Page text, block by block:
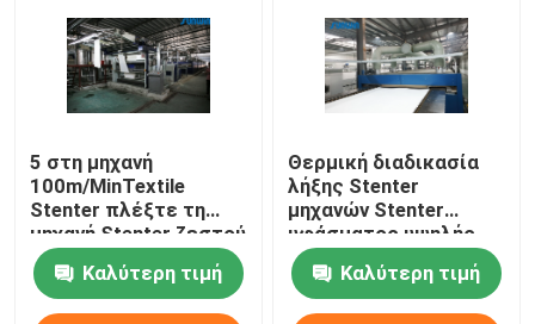
5 στη μηχανή
100m/MinTextile
Stenter πλέξτε τη
μηχανή Stenter ζεστού
αέρα ατμού τύπων
Καλύτερη τιμή
Θερμική διαδικασία
λήξης Stenter
μηχανών Stenter
υφάσματος υψηλής
ταχύτητας
πετρελαίου
πολυεστέρα
Καλύτερη τιμή